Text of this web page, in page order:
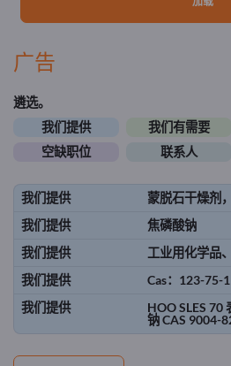
广告
遴选。
我们提供
我们有需要
空缺职位
联系人
我们提供
蒙脱石干燥剂
我们提供
焦磷酸钠
我们提供
工业用化学品
我们提供
Cas：123-75-
我们提供
HOO SLES 70
钠 CAS 9004-